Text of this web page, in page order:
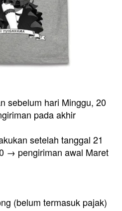
sebelum hari Minggu, 20
pada akhir
setelah tanggal 21
→ pengiriman awal Maret
(belum termasuk pajak)